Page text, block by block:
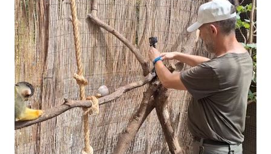
de la biodiversidad. Valencia, 30 de julio de 2026.- Hay
experiencias capaces de cambiar la forma de entender la
naturaleza. Para el grupo de niñas y niños de la edición de
verano de Expedición África, la escuela de vacaciones de
BIOPARC Valencia, la conservación ha dejado de ser una
palabra aprendida para convertirse en algo vivido en
primera persona, al participar en el emocionante momento
de la reintroducción de una veintena de crías de tortugas
acuáticas en su hábitat. Esta acción es la última fase...